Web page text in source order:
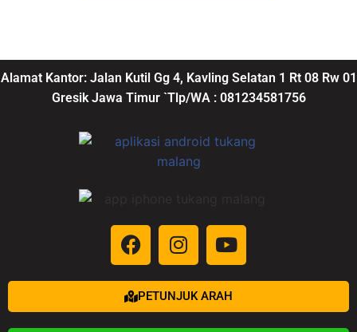
Alamat Kantor: Jalan Kutil Gg 4, Kavling Selatan 1 Rt 08 Rw 01
Gresik Jawa Timur `Tlp/WA : 081234581756
PETUNJUK ARAH